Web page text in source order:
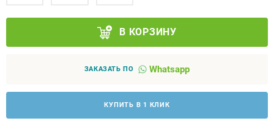
В КОРЗИНУ
ЗАКАЗАТЬ ПО Whatsapp
КУПИТЬ В 1 КЛИК
Индивидуальное изготовление